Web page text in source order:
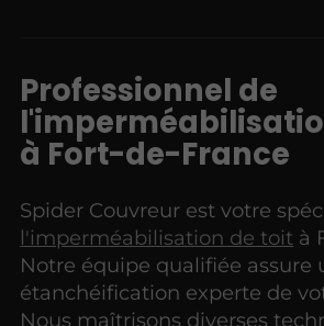
Professionnel de
à Fort-de-France
Spider Couvreur est votre
l'imperméabilisation de toit à
Notre équipe qualifiée assure
étanchéification experte de
Nous maîtrisons diverses